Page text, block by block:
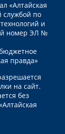
«Алтайская
службой по
и
номер ЭЛ №
правда»
на сайт.
без